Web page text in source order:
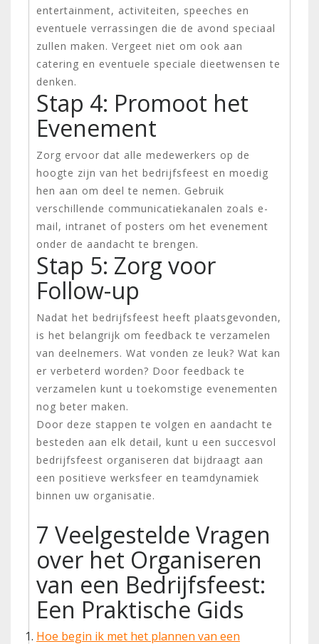
entertainment, activiteiten, speeches en
eventuele verrassingen die de avond speciaal
zullen maken. Vergeet niet om ook aan
catering en eventuele speciale dieetwensen te
denken.
Stap 4: Promoot het
Evenement
Zorg ervoor dat alle medewerkers op de
hoogte zijn van het bedrijfsfeest en moedig
hen aan om deel te nemen. Gebruik
verschillende communicatiekanalen zoals e-
mail, intranet of posters om het evenement
onder de aandacht te brengen.
Stap 5: Zorg voor
Follow-up
Nadat het bedrijfsfeest heeft plaatsgevonden,
is het belangrijk om feedback te verzamelen
van deelnemers. Wat vonden ze leuk? Wat kan
er verbeterd worden? Door feedback te
verzamelen kunt u toekomstige evenementen
nog beter maken.
Door deze stappen te volgen en aandacht te
besteden aan elk detail, kunt u een succesvol
bedrijfsfeest organiseren dat bijdraagt aan
een positieve werksfeer en teamdynamiek
binnen uw organisatie.
7 Veelgestelde Vragen
over het Organiseren
van een Bedrijfsfeest:
Een Praktische Gids
Hoe begin ik met het plannen van een